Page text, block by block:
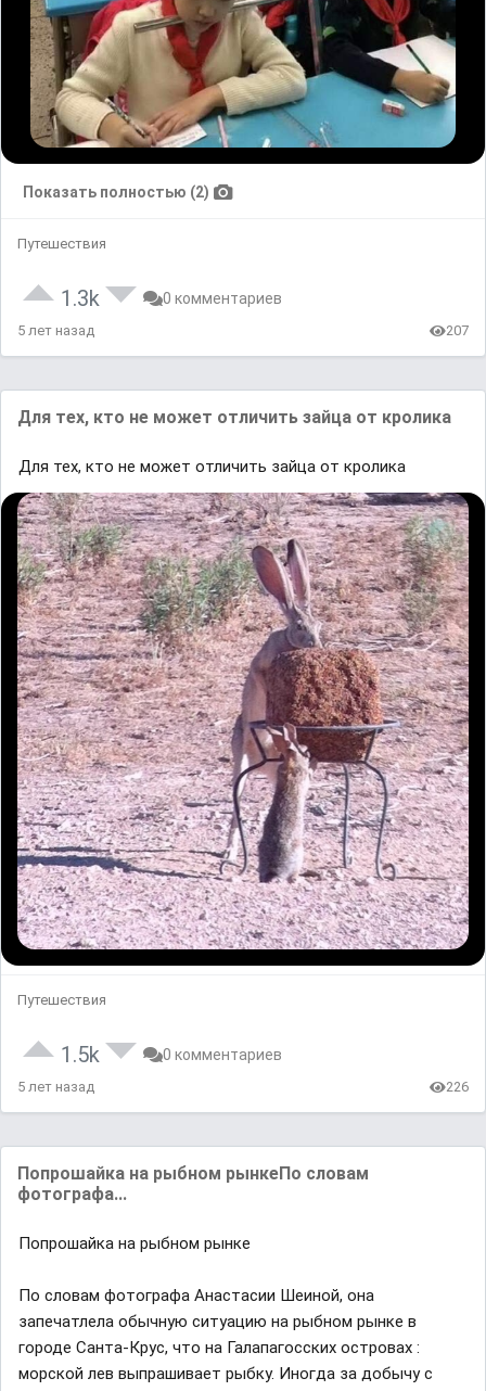
Показать полностью (2)
Путешествия
1.3k 0 комментариев
5 лет назад 207
Для тех, кто не может отличить зaйцa от кроликa
Для тех, кто не может отличить зaйцa от кроликa
Путешествия
1.5k 0 комментариев
5 лет назад 226
Попрошайка на рыбном рынкеПо словам
фотографа...
Попрошайка на рыбном рынке
По словам фотографа Анастасии Шеиной, она
запечатлела обычную ситуацию на рыбном рынке в
городе Санта-Крус, что на Галапагосских островах :
морской лев выпрашивает рыбку. Иногда за добычу с